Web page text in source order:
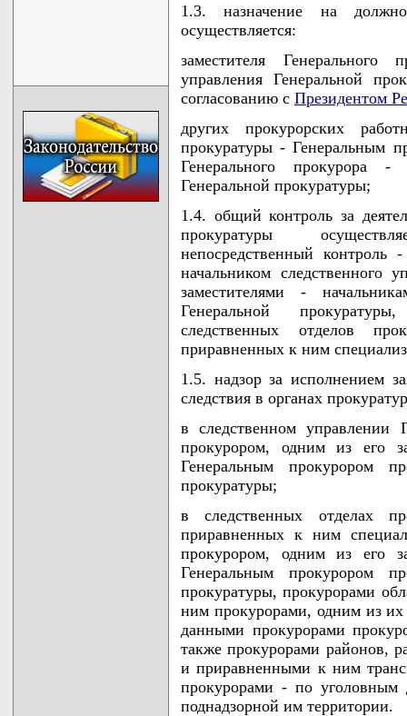
1.3. назначение на
осуществляется:
заместителя Генерального
управления Генеральной
согласованию с Президентом
других прокурорских
прокуратуры - Генеральным
Генерального прокурора -
Генеральной прокуратуры;
1.4. общий контроль за
прокуратуры
непосредственный контроль
начальником следственного
заместителями -
Генеральной
следственных отделов
приравненных к ним
1.5. надзор за исполнением
следствия в органах
в следственном управлении
прокурором, одним из его
Генеральным прокурором
прокуратуры;
в следственных отделах
приравненных к ним
прокурором, одним из его
Генеральным прокурором
прокуратуры, прокурорами
ним прокурорами, одним из
данными прокурорами
также прокурорами районов,
и приравненными к ним
прокурорами - по уголовным
поднадзорной им территории.